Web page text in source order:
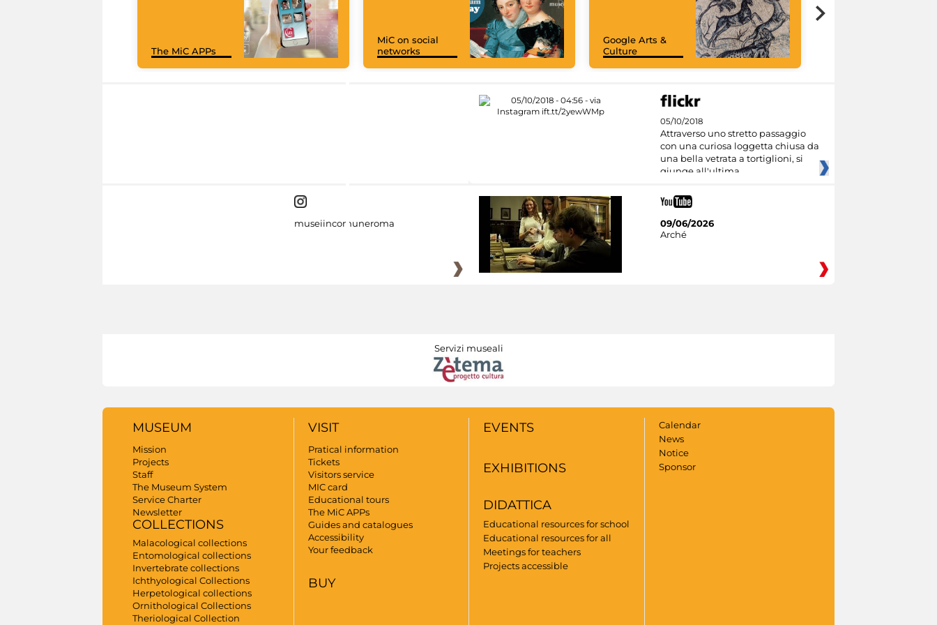
The MiC APPs
MiC on social
networks
Google Arts &
Culture
05/10/2018
Attraverso uno stretto passaggio
con una curiosa loggetta chiusa da
una bella vetrata a tortiglioni, si
giunge all'ultima
museiincomuneroma
09/06/2026
Arché
Servizi museali
MUSEUM
Mission
Projects
Staff
The Museum System
Service Charter
Newsletter
COLLECTIONS
Malacological collections
Entomological collections
Invertebrate collections
Ichthyological Collections
Herpetological collections
Ornithological Collections
Theriological Collection
VISIT
Pratical information
Tickets
Visitors service
MIC card
Educational tours
The MiC APPs
Guides and catalogues
Accessibility
Your feedback
BUY
EVENTS
EXHIBITIONS
DIDATTICA
Educational resources for school
Educational resources for all
Meetings for teachers
Projects accessible
Calendar
News
Notice
Sponsor